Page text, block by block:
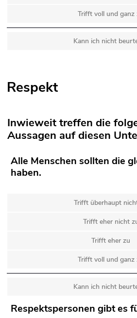
Trifft voll und ganz
Kann ich nicht
Respekt
Inwieweit treffen die
Aussagen auf diesen
Alle Menschen sollten die
haben.
Trifft überhaupt
Trifft eher nicht
Trifft eher zu
Trifft voll und ganz
Kann ich nicht
Respektspersonen gibt es